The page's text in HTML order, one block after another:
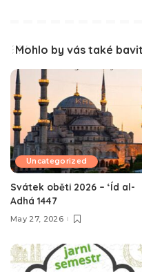
Mohlo by vás také bavit
Uncategorized
Svátek oběti 2026 – ‘Íd al-
Adhá 1447
May 27, 2026